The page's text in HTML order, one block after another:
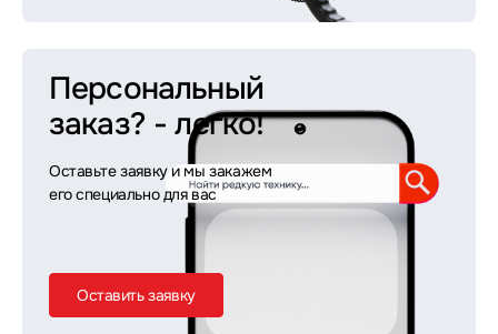
Персональный
заказ? - легко!
Оставьте заявку и мы закажем
его специально для вас
Оставить заявку